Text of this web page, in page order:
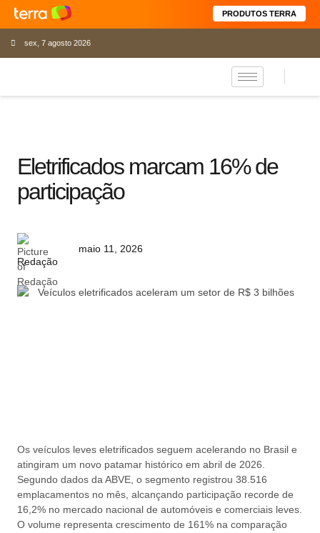
PRODUTOS TERRA
sex, 7 agosto 2026
Eletrificados marcam 16% de
participação
Redação
maio 11, 2026
Os veículos leves eletrificados seguem acelerando no Brasil e
atingiram um novo patamar histórico em abril de 2026.
Segundo dados da ABVE, o segmento registrou 38.516
emplacamentos no mês, alcançando participação recorde de
16,2% no mercado nacional de automóveis e comerciais leves.
O volume representa crescimento de 161% na comparação